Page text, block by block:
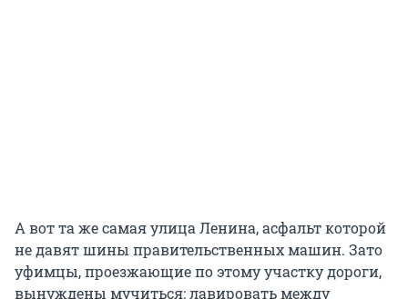
А вот та же самая улица Ленина, асфальт которой
не давят шины правительственных машин. Зато
уфимцы, проезжающие по этому участку дороги,
вынуждены мучиться: лавировать между